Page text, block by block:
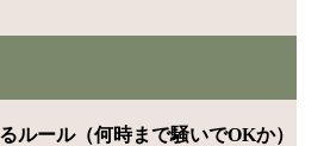
ルール（何時まで騒いでOKか）